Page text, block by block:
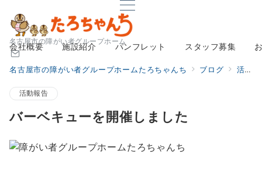
名古屋市の障がい者グループホーム
会社概要 施設紹介 パンフレット スタッフ募集
名古屋市の障がい者グループホームたろちゃんち ブログ 活動報告
活動報告
バーベキューを開催しました